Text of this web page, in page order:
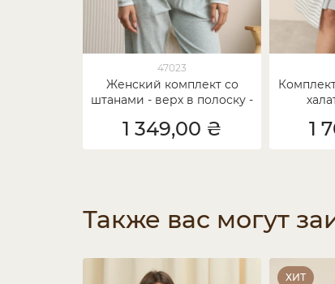
47023
Женский комплект со
штанами - верх в полоску -
1 349,00 ₴ 1
Также вас могут
ХИТ